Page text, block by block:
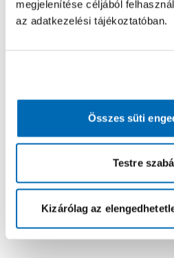
megjelenítése céljából
az adatkezelési tájékoztatóban.
Összes süti
Testre
Kizárólag az